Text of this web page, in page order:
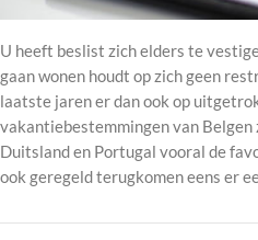
U heeft beslist zich elders te
gaan wonen houdt op zich geen
laatste jaren er dan ook op
vakantiebestemmingen van
Duitsland en Portugal vooral de
ook geregeld terugkomen eens er